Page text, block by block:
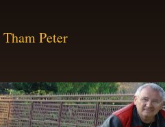
Tham Peter